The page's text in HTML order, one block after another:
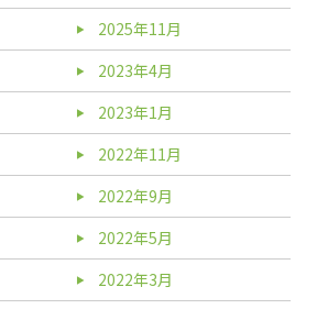
2025年11月
2023年4月
2023年1月
2022年11月
2022年9月
2022年5月
2022年3月